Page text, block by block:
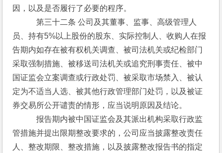
因，以及是否履行了必要的程序。
第三十二条 公司及其董事、监事、高级管理人
员、持有5%以上股份的股东、实际控制人、收购人在报
告期内如存在被有权机关调查、被司法机关或纪检部门
采取强制措施、被移送司法机关或追究刑事责任、被中
国证监会立案调查或行政处罚、被采取市场禁入、被认
定为不适当人选、被其他行政管理部门处罚，以及被证
券交易所公开谴责的情形，应当说明原因及结论。
报告期内被中国证监会及其派出机构采取行政监
管措施并提出限期整改要求的，公司应当披露整改责任
人、整改期限、整改措施，以及披露整改报告书的指定